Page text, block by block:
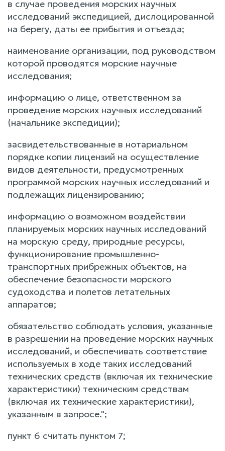
в случае проведения морских научных
исследований экспедицией, дислоцированной
на берегу, даты ее прибытия и отъезда;
наименование организации, под руководством
которой проводятся морские научные
исследования;
информацию о лице, ответственном за
проведение морских научных исследований
(начальнике экспедиции);
засвидетельствованные в нотариальном
порядке копии лицензий на осуществление
видов деятельности, предусмотренных
программой морских научных исследований и
подлежащих лицензированию;
информацию о возможном воздействии
планируемых морских научных исследований
на морскую среду, природные ресурсы,
функционирование промышленно-
транспортных прибрежных объектов, на
обеспечение безопасности морского
судоходства и полетов летательных
аппаратов;
обязательство соблюдать условия, указанные
в разрешении на проведение морских научных
исследований, и обеспечивать соответствие
используемых в ходе таких исследований
технических средств (включая их технические
характеристики) техническим средствам
(включая их технические характеристики),
указанным в запросе.";
пункт 6 считать пунктом 7;